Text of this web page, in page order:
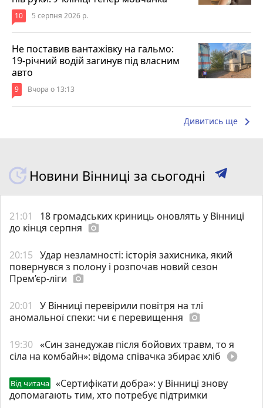
10 5 серпня 2026 р.
Не поставив вантажівку на гальмо:
19-річний водій загинув під власним
авто
9 Вчора о 13:13
Дивитись ще keyboard_arrow_right
Новини Вінниці за сьогодні
21:01
18 громадських криниць оновлять у Вінниці
до кінця серпня photo_camera
20:15 Удар незламності: історія захисника, який
повернувся з полону і розпочав новий сезон
Прем’єр-ліги photo_camera
20:01
У Вінниці перевірили повітря на тлі
аномальної спеки: чи є перевищення photo_camera
19:30 «Син занедужав після бойових травм, то я
сіла на комбайн»: відома співачка збирає хліб play_circle_filled
Від читача
«Сертифікати добра»: у Вінниці знову
допомагають тим, хто потребує підтримки